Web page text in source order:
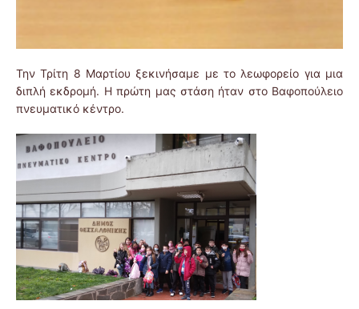
Την Τρίτη 8 Μαρτίου ξεκινήσαμε με το λεωφορείο για μια
διπλή εκδρομή. Η πρώτη μας στάση ήταν στο Βαφοπούλειο
πνευματικό κέντρο.